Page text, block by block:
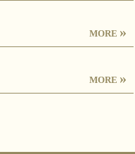
MORE »
MORE »